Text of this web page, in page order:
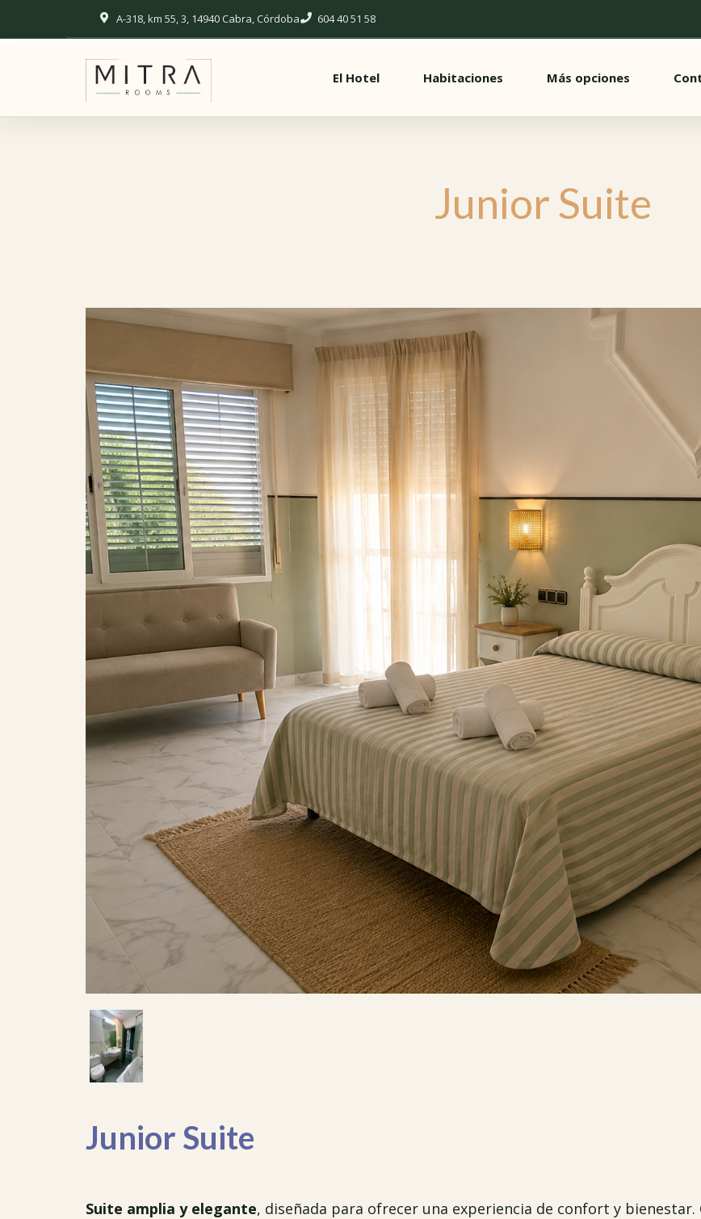
A-318, km 55, 3, 14940 Cabra, Córdoba 604 40 51 58
El Hotel Habitaciones Más opciones
Junior Suite
Junior Suite
Suite amplia y elegante, diseñada para ofrecer una experiencia de confort y